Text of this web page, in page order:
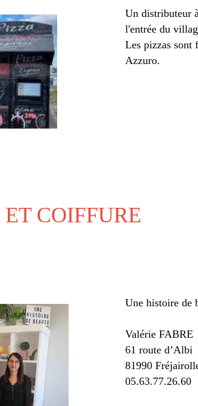
Un distributeur
l'entrée du
Les pizzas sont
Azzuro.
COIFFURE
Une histoire de
Valérie FABRE
61 route d’Albi
81990
05.63.77.26.60